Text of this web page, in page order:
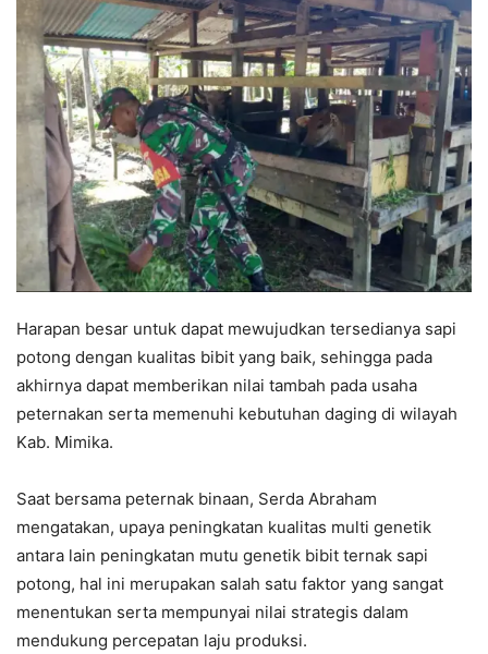
Harapan besar untuk dapat mewujudkan tersedianya sapi
potong dengan kualitas bibit yang baik, sehingga pada
akhirnya dapat memberikan nilai tambah pada usaha
peternakan serta memenuhi kebutuhan daging di wilayah
Kab. Mimika.
Saat bersama peternak binaan, Serda Abraham
mengatakan, upaya peningkatan kualitas multi genetik
antara lain peningkatan mutu genetik bibit ternak sapi
potong, hal ini merupakan salah satu faktor yang sangat
menentukan serta mempunyai nilai strategis dalam
mendukung percepatan laju produksi.